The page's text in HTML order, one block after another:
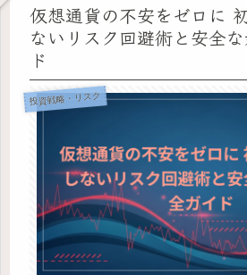
仮想通貨の不安をゼロに
ないリスク回避術と安全
ド
投資戦略・リスク